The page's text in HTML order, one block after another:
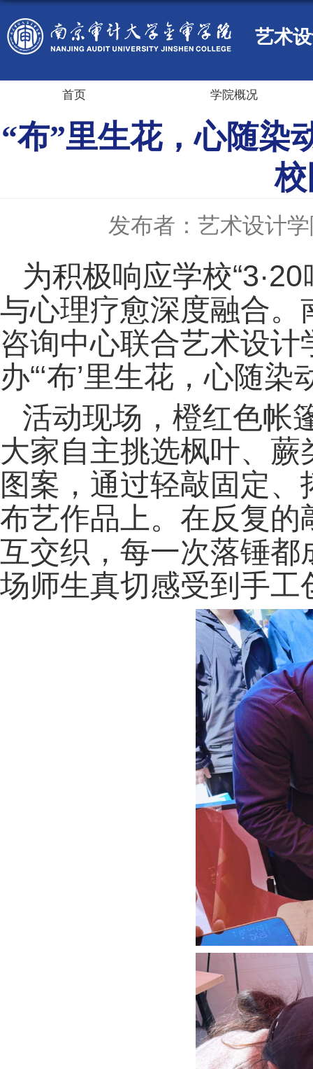
艺术
首页 学院概况
“布”里生花，心随
发布者：艺术设计
为积极响应学校
与心理疗愈深度融合
咨询中心联合艺术设
办“‘布’里生花，心随
活动现场，橙红色帐
大家自主挑选枫叶、
图案，通过轻敲固定
布艺作品上。在反复
互交织，每一次落锤
场师生真切感受到手